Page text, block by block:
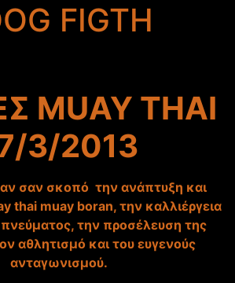
FIGTH
MUAY THAI
3/2013
σαν σκοπό την ανάπτυξη και
thai muay boran, την καλλιέργεια
την προσέλευση της
αθλητισμό και του ευγενούς
ανταγωνισμού.